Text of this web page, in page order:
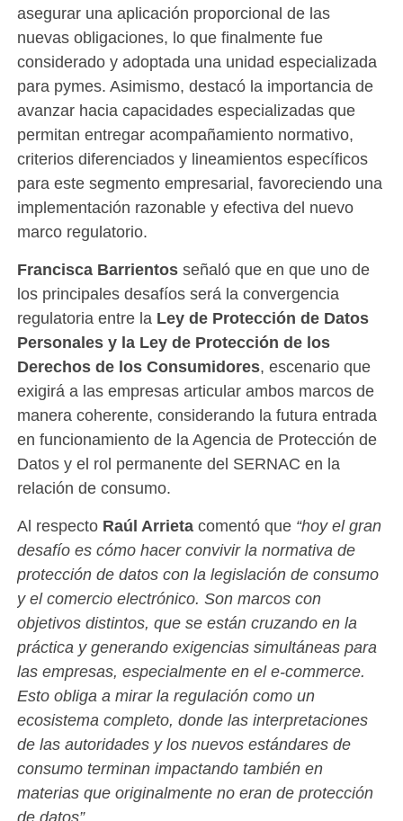
asegurar una aplicación proporcional de las
nuevas obligaciones, lo que finalmente fue
considerado y adoptada una unidad especializada
para pymes. Asimismo, destacó la importancia de
avanzar hacia capacidades especializadas que
permitan entregar acompañamiento normativo,
criterios diferenciados y lineamientos específicos
para este segmento empresarial, favoreciendo una
implementación razonable y efectiva del nuevo
marco regulatorio.
Francisca Barrientosseñaló que en que uno de
los principales desafíos será la convergencia
regulatoria entre laLey de Protección de Datos
Personales y la Ley de Protección de los
Derechos de los Consumidores, escenario que
exigirá a las empresas articular ambos marcos de
manera coherente, considerando la futura entrada
en funcionamiento de la Agencia de Protección de
Datos y el rol permanente del SERNAC en la
relación de consumo.
Al respecto Raúl Arrietacomentó que“hoy el gran
desafío es cómo hacer convivir la normativa de
protección de datos con la legislación de consumo
y el comercio electrónico. Son marcos con
objetivos distintos, que se están cruzando en la
práctica y generando exigencias simultáneas para
las empresas, especialmente en el e‑commerce.
Esto obliga a mirar la regulación como un
ecosistema completo, donde las interpretaciones
de las autoridades y los nuevos estándares de
consumo terminan impactando también en
materias que originalmente no eran de protección
de datos”.